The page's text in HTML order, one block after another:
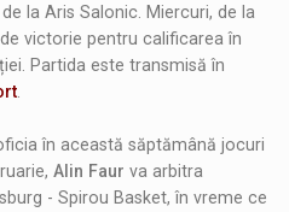
la Aris Salonic. Miercuri, de la
victorie pentru calificarea în
Partida este transmisă în
în această săptămână jocuri
Alin Faur va arbitra
- Spirou Basket, în vreme ce